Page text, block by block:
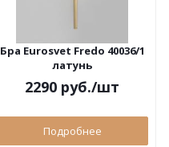
Бра Eurosvet Fredo 40036/1
латунь
2290 руб./шт
Подробнее